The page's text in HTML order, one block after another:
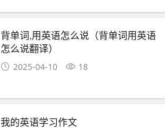
背单词,用英语怎么说（背单词用英语
怎么说翻译）
2025-04-10 18
我的英语学习作文